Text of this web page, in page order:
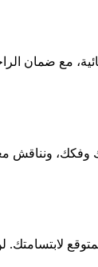
لابتسامتك. لن